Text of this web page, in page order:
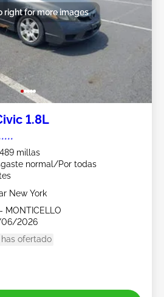
right for more images
1.8L
millas
normal/Por todas
New York
MONTICELLO
2026
has ofertado